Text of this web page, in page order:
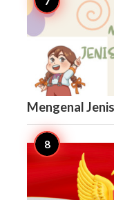
Mengenal